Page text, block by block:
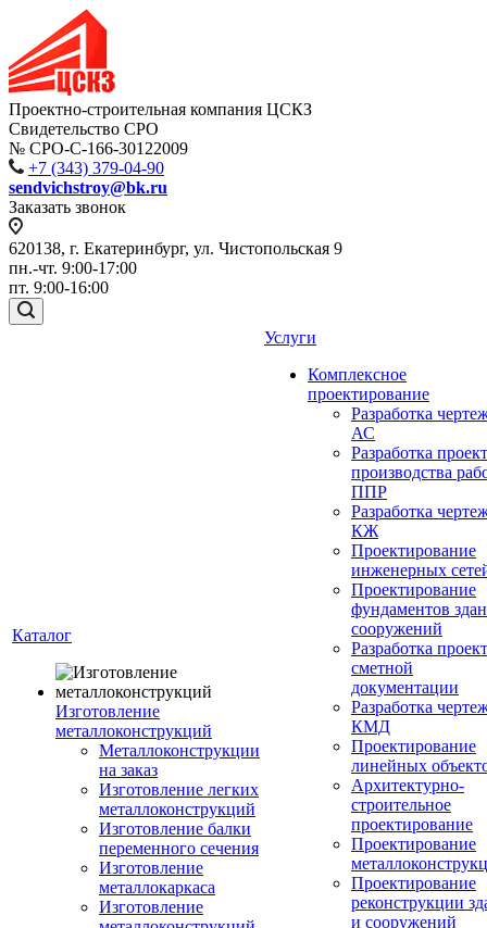
Проектно-строительная компания ЦСКЗ
Свидетельство СРО
№ СРО-С-166-30122009
+7 (343) 379-04-90
sendvichstroy@bk.ru
Заказать звонок
620138, г. Екатеринбург, ул. Чистопольская 9
пн.-чт. 9:00-17:00
пт. 9:00-16:00
Каталог
Изготовление
металлоконструкций
Металлоконструкции
на заказ
Изготовление легких
металлоконструкций
Изготовление балки
переменного сечения
Изготовление
металлокаркаса
Изготовление
Услуги
Комплексное
проектирование
Разработка
АС
Разработка
производства
ППР
Разработка
КЖ
Проектирование
инженерных
Проектирование
фундаментов
сооружений
Разработка
сметной
документации
Разработка
КМД
Проектирование
линейных
Архитектурно-
строительное
проектирование
Проектирование
Проектирование
реконструкции
и сооружений